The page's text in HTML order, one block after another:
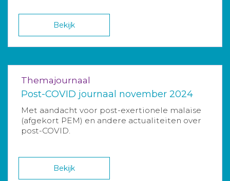
Bekijk
Themajournaal
Post-COVID journaal november 2024
Met aandacht voor post-exertionele malaise
(afgekort PEM) en andere actualiteiten over
post-COVID.
Bekijk